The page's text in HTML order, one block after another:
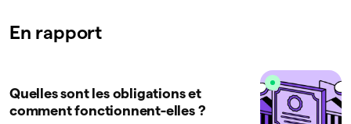
En rapport
Quelles sont les obligations et
comment fonctionnent-elles ?